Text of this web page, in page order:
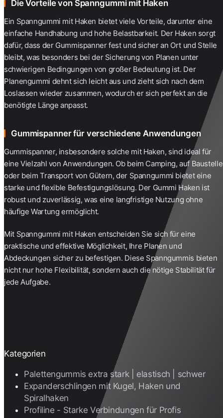
Die Vorteile von Spanngummi mit Haken
Ein Spanngummi mit Haken bietet viele Vorteile, darunter eine
einfache Handhabung und hohe Belastbarkeit. Der Haken sorgt
dafür, dass der Gummispanner fest und sicher an Ort und Stelle
bleibt, was besonders bei der Sicherung von Planen unter
schwierigen Bedingungen von großer Bedeutung ist. Der
Planengummi dehnt sich leicht aus und zieht sich nach dem
Loslassen wieder zusammen, wodurch er sich perfekt an die
benötigte Länge anpasst.
Gummispanner für verschiedene Anwendungen
Gummispanner, insbesondere solche mit Haken, sind ideal für
eine Vielzahl von Anwendungen. Ob beim Camping, auf
oder beim Transport von Gütern, der Spanngummi bietet eine
starke und flexible Befestigungslösung. Der Gummi Haken ist
robust und zuverlässig, was eine langfristige Nutzung ohne
häufige Wartung ermöglicht.
Mit Spanngummi mit Haken entscheiden Sie sich für eine
praktische und effektive Möglichkeit, Ihre Planen und
Abdeckungen sicher zu befestigen. Diese Spanngummis bieten
nicht nur hohe Flexibilität, sondern auch die nötige Stabilität für
jede Aufgabe.
Kategorien
Palettengummis extra stark | elastisch | schwer
Expanderschlingen mit Kugel, Haken und
Spiralhaken
Profiline - Starke Verbindungen für Profis